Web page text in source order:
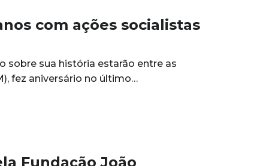
com ações socialistas
sobre sua história estarão entre as
fez aniversário no último…
Fundação João